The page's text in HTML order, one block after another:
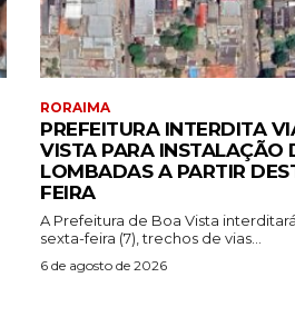
RORAIMA
PREFEITURA INTERDITA
VISTA PARA INSTALAÇÃO
LOMBADAS A PARTIR
FEIRA
A Prefeitura de Boa Vista
sexta-feira (7), trechos de vias...
6 de agosto de 2026